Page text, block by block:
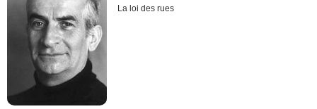
La loi des rues